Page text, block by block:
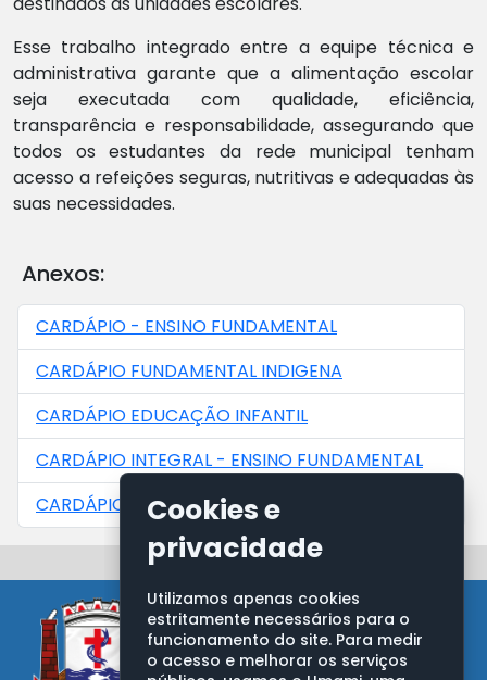
Esse trabalho integrado entre a equipe técnica e
administrativa garante que a alimentação escolar
seja executada com qualidade, eficiência,
transparência e responsabilidade, assegurando que
todos os estudantes da rede municipal tenham
acesso a refeições seguras, nutritivas e adequadas às
suas necessidades.
Anexos:
CARDÁPIO - ENSINO FUNDAMENTAL
CARDÁPIO FUNDAMENTAL INDIGENA
CARDÁPIO EDUCAÇÃO INFANTIL
CARDÁPIO INTEGRAL - ENSINO FUNDAMENTAL
CARDÁPIO INTEGRAL - EDUCAÇÃO INFANTIL
Cookies e
privacidade
Utilizamos apenas cookies
estritamente necessários para o
funcionamento do site. Para medir
o acesso e melhorar os serviços